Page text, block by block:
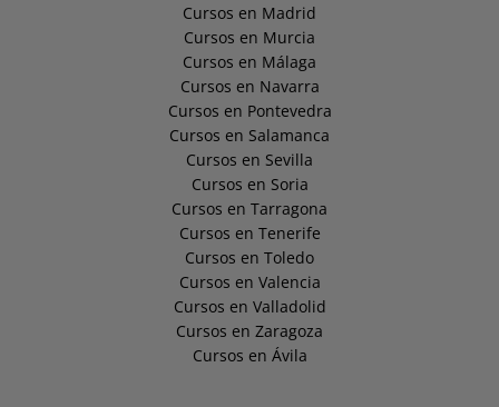
Cursos en Madrid
Cursos en Murcia
Cursos en Málaga
Cursos en Navarra
Cursos en Pontevedra
Cursos en Salamanca
Cursos en Sevilla
Cursos en Soria
Cursos en Tarragona
Cursos en Tenerife
Cursos en Toledo
Cursos en Valencia
Cursos en Valladolid
Cursos en Zaragoza
Cursos en Ávila